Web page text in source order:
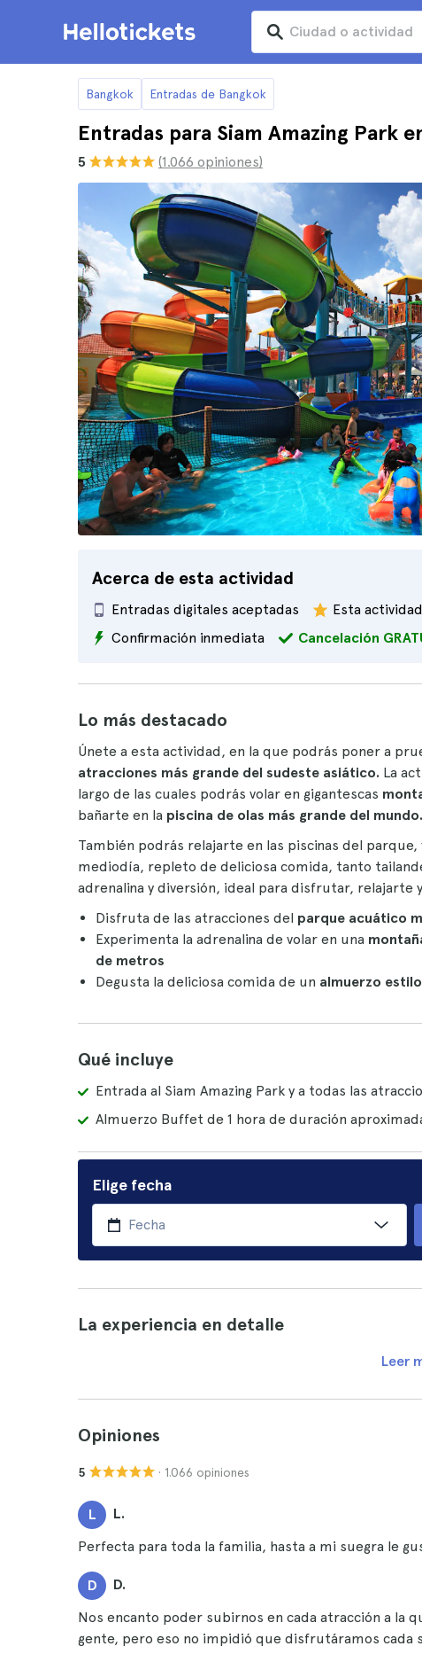
Bangkok Entradas de Bangkok
Entradas para Siam Amazing Park
5 (1.066 opiniones)
Acerca de esta actividad
Entradas digitales aceptadas Esta
Confirmación inmediata
Cancelación
Lo más destacado
Únete a esta actividad, en la que podrás poner a
atracciones más grande del sudeste asiático. La
largo de las cuales podrás volar en gigantescas
bañarte en la piscina de olas más grande del mundo.
También podrás relajarte en las piscinas del
mediodía, repleto de deliciosa comida, tanto
adrenalina y diversión, ideal para disfrutar, relajarte
Disfruta de las atracciones del parque acuático
Experimenta la adrenalina de volar en una
de metros
Degusta la deliciosa comida de un almuerzo
Qué incluye
Entrada al Siam Amazing Park y a todas las
Almuerzo Buffet de 1 hora de duración
Elige fecha
La experiencia en detalle
Leer
Opiniones
5 · 1.066 opiniones
L L.
Perfecta para toda la familia, hasta a mi suegra le
D D.
Nos encanto poder subirnos en cada atracción a la
gente, pero eso no impidió que disfrutáramos cada